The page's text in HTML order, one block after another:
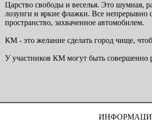
Царство свободы и веселья. Это шумная,
лозунги и яркие флажки. Все непрерывно
пространство, захваченное автомобилем.
КМ - это желание сделать город чище,
У участников КМ могут быть совершенно